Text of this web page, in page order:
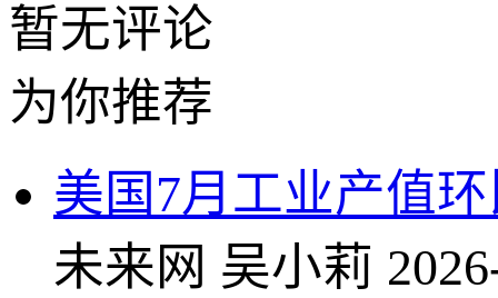
暂无评论
为你推荐
美国7月工业产值
未来网 吴小莉